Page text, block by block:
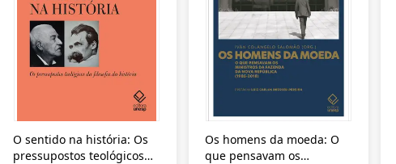
O sentido na história: Os
pressupostos teológicos
Os homens da moeda: O
que pensavam os